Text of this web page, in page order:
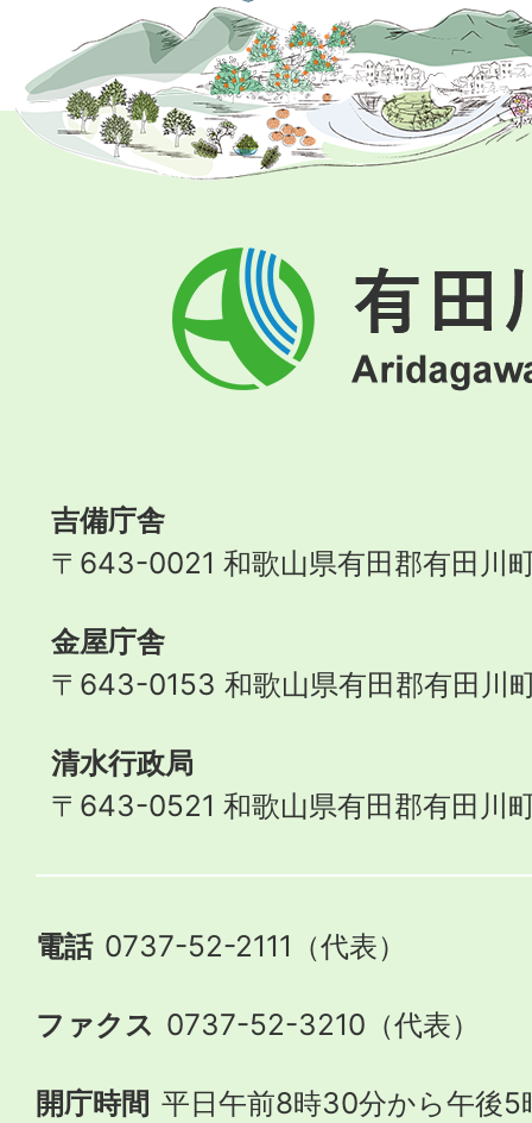
有
田
川
町
吉備庁舎
〒643-0021 和歌山県有田郡有田川
金屋庁舎
〒643-0153 和歌山県有田郡有田川
清水行政局
〒643-0521 和歌山県有田郡有田川
電話 0737-52-2111（代表）
ファクス 0737-52-3210（代表）
開庁時間 平日午前8時30分から午後5